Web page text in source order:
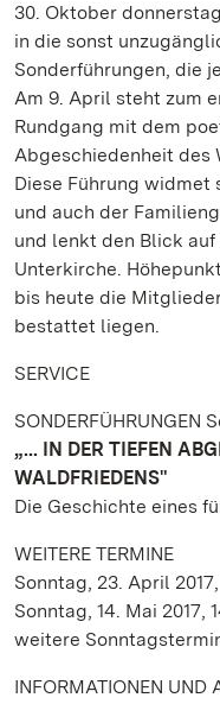
30. Oktober
in die sonst
Sonderführungen, die
Am 9. April steht zum
Rundgang mit dem
Abgeschiedenheit des
Diese Führung widmet
und auch der
und lenkt den Blick
Unterkirche.
bis heute die
bestattet liegen.
SERVICE
SONDERFÜHRUNGEN
„... IN DER TIEFEN
WALDFRIEDENS"
Die Geschichte eines
WEITERE TERMINE
Sonntag, 23. April
Sonntag, 14. Mai
weitere
INFORMATIONEN UND